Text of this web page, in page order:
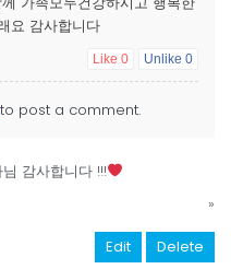
요 감사합니다
Like 0 Unlike 0
to post a comment.
감사합니다 !!!
»
Edit Delete